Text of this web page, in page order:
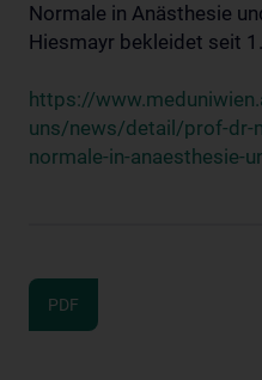
Normale in Anästhesie
Hiesmayr bekleidet seit
https://
uns/news/detail/prof-dr-
normale-in-anaesthesie-
PDF